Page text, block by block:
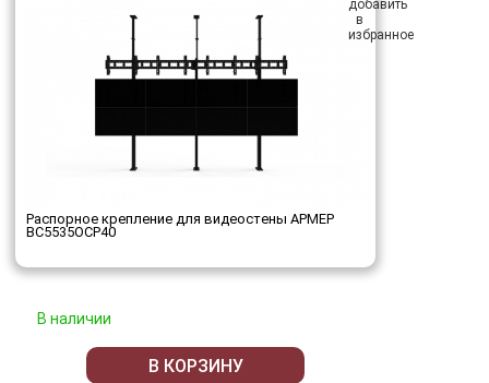
Распорное крепление для видеостены АРМЕР
ВС5535ОСР40
В наличии
В КОРЗИНУ